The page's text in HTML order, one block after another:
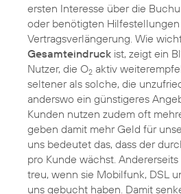
ersten Interesse über die
oder benötigten Hilfestellungen
Vertragsverlängerung. Wie
Gesamteindruck ist, zeigt ein
Nutzer, die O2 aktiv
seltener als solche, die
anderswo ein günstigeres
Kunden nutzen zudem oft
geben damit mehr Geld für
uns bedeutet das, dass der
pro Kunde wächst.
treu, wenn sie Mobilfunk, DSL
uns gebucht haben. Damit